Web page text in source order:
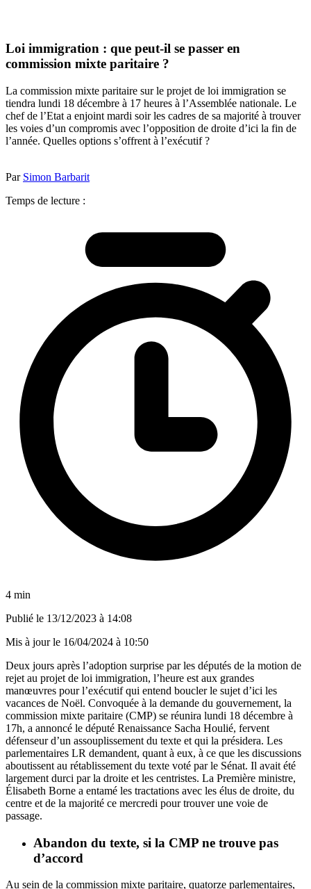
Loi immigration : que peut-il se passer en
commission mixte paritaire ?
La commission mixte paritaire sur le projet de loi immigration se
tiendra lundi 18 décembre à 17 heures à l’Assemblée nationale. Le
chef de l’Etat a enjoint mardi soir les cadres de sa majorité à trouver
les voies d’un compromis avec l’opposition de droite d’ici la fin de
l’année. Quelles options s’offrent à l’exécutif ?
Par Simon Barbarit
Temps de lecture :
4 min
Publié le 13/12/2023 à 14:08
Mis à jour le 16/04/2024 à 10:50
Deux jours après l’adoption surprise par les députés de la motion de
rejet au projet de loi immigration, l’heure est aux grandes
manœuvres pour l’exécutif qui entend boucler le sujet d’ici les
vacances de Noël. Convoquée à la demande du gouvernement, la
commission mixte paritaire (CMP) se réunira lundi 18 décembre à
17h, a annoncé le député Renaissance Sacha Houlié, fervent
défenseur d’un assouplissement du texte et qui la présidera. Les
parlementaires LR demandent, quant à eux, à ce que les discussions
aboutissent au rétablissement du texte voté par le Sénat. Il avait été
largement durci par la droite et les centristes. La Première ministre,
Élisabeth Borne a entamé les tractations avec les élus de droite, du
centre et de la majorité ce mercredi pour trouver une voie de
passage.
Abandon du texte, si la CMP ne trouve pas
d’accord
Au sein de la commission mixte paritaire, quatorze parlementaires,